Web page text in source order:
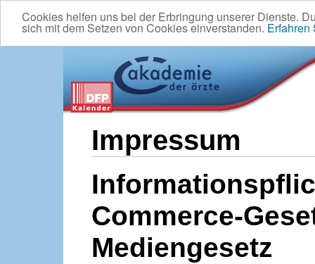
Cookies helfen uns bei der Erbringung unserer Dienste.
sich mit dem Setzen von Cookies einverstanden. Erfahren
Impressum
Commerce-
Mediengesetz